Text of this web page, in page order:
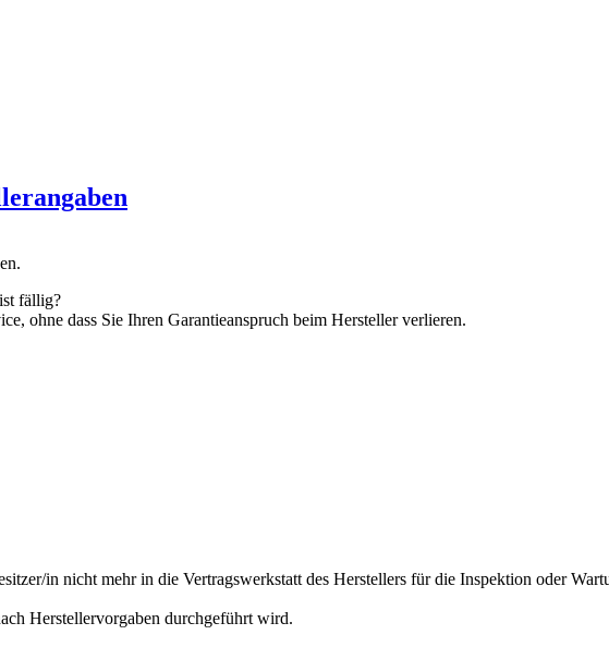
fällig?
ohne dass Sie Ihren Garantieanspruch beim Hersteller verlieren.
in nicht mehr in die Vertragswerkstatt des Herstellers für die Inspektion oder
Herstellervorgaben durchgeführt wird.